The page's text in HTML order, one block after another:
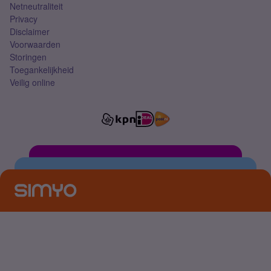
Netneutraliteit
Privacy
Disclaimer
Voorwaarden
Storingen
Toegankelijkheid
Veilig online